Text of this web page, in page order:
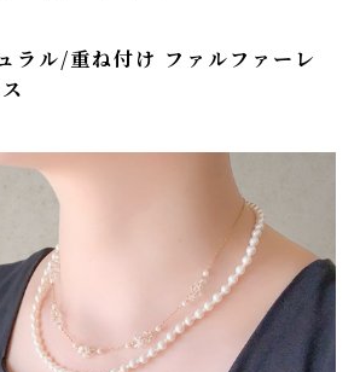
ラル/重ね付け ファルファーレ